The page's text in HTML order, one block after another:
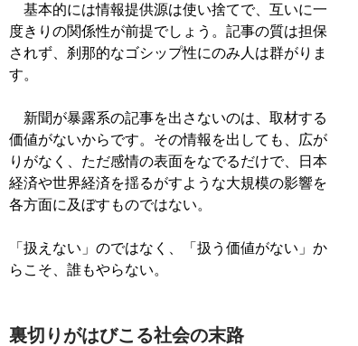
基本的には情報提供源は使い捨てで、互いに一
度きりの関係性が前提でしょう。記事の質は担保
されず、刹那的なゴシップ性にのみ人は群がりま
す。
新聞が暴露系の記事を出さないのは、取材する
価値がないからです。その情報を出しても、広が
りがなく、ただ感情の表面をなでるだけで、日本
経済や世界経済を揺るがすような大規模の影響を
各方面に及ぼすものではない。
「扱えない」のではなく、「扱う価値がない」か
らこそ、誰もやらない。
裏切りがはびこる社会の末路